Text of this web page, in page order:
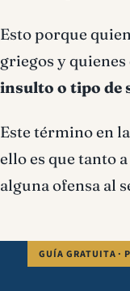
Esto porque
griegos y
insulto o tipo de
Este término en
ello es que tanto
alguna ofensa al
GUÍA GRATUITA ·